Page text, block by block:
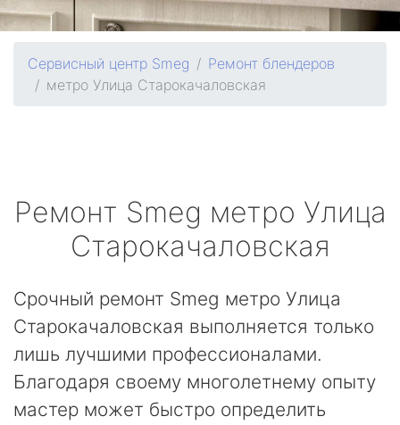
Сервисный центр Smeg
Ремонт блендеров
метро Улица Старокачаловская
Ремонт Smeg метро Улица
Старокачаловская
Срочный ремонт Smeg метро Улица
Старокачаловская выполняется только
лишь лучшими профессионалами.
Благодаря своему многолетнему опыту
мастер может быстро определить